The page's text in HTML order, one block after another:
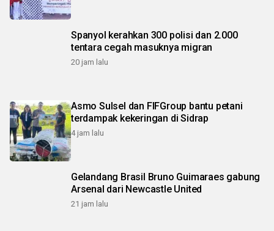
Spanyol kerahkan 300 polisi dan 2.000
tentara cegah masuknya migran
20 jam lalu
Asmo Sulsel dan FIFGroup bantu petani
terdampak kekeringan di Sidrap
4 jam lalu
Gelandang Brasil Bruno Guimaraes gabung
Arsenal dari Newcastle United
21 jam lalu